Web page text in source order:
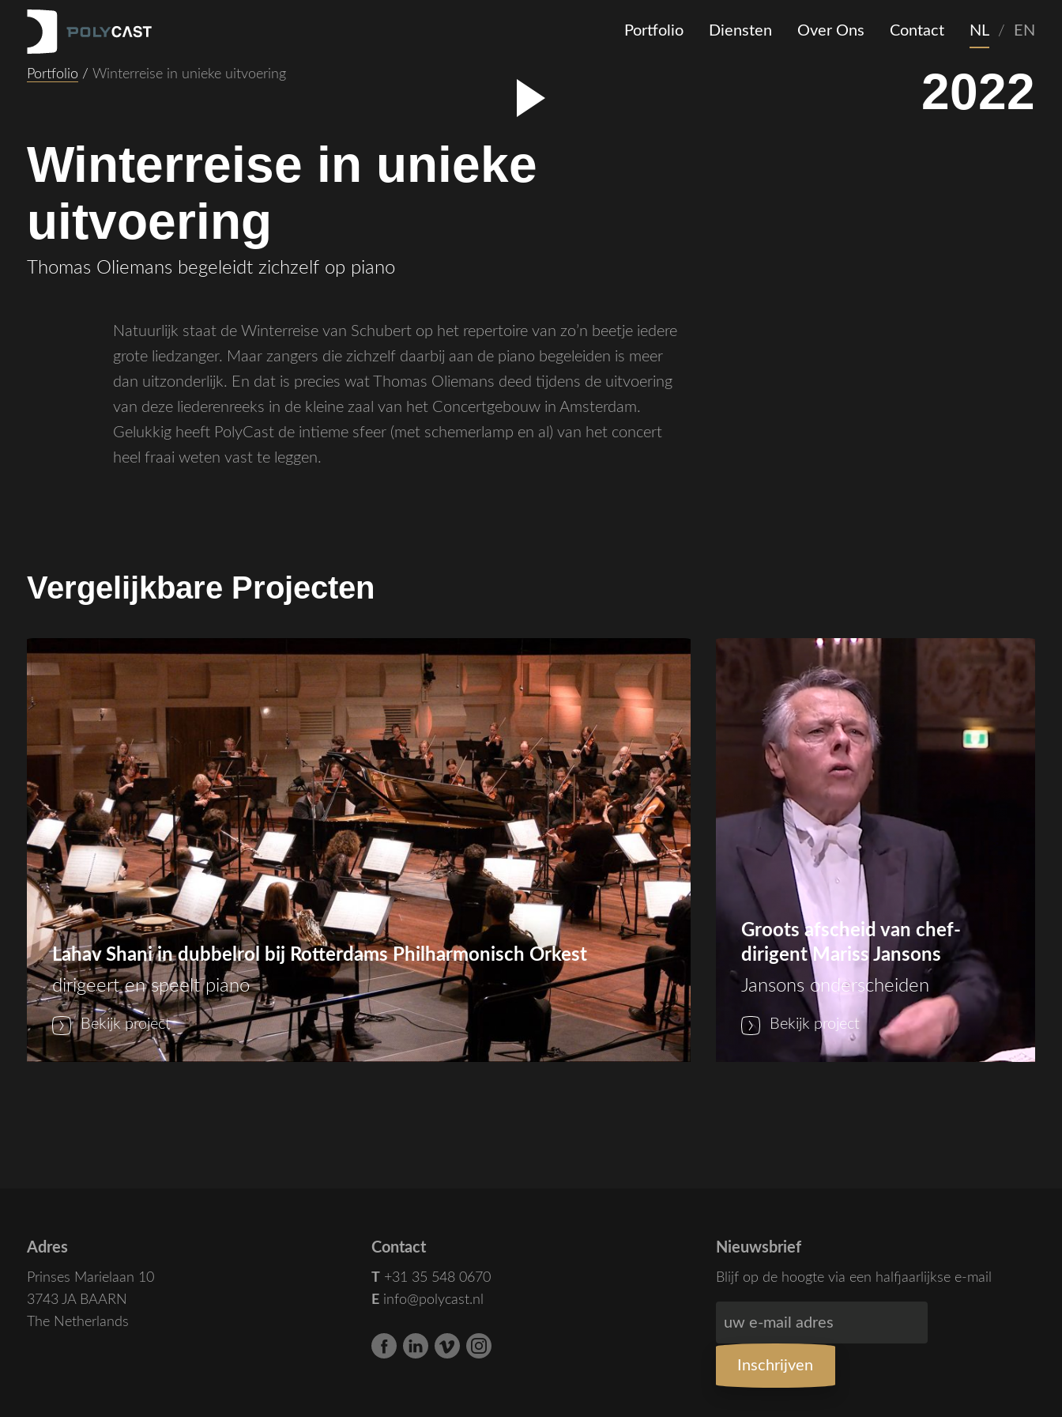
Portfolio Diensten Over Ons Contact NL / EN
Portfolio / Winterreise in unieke uitvoering
2022
Winterreise in unieke
uitvoering
Thomas Oliemans begeleidt zichzelf op piano
Natuurlijk staat de Winterreise van Schubert op het repertoire van zo’n beetje iedere
grote liedzanger. Maar zangers die zichzelf daarbij aan de piano begeleiden is meer
dan uitzonderlijk. En dat is precies wat Thomas Oliemans deed tijdens de uitvoering
van deze liederenreeks in de kleine zaal van het Concertgebouw in Amsterdam.
Gelukkig heeft PolyCast de intieme sfeer (met schemerlamp en al) van het concert
heel fraai weten vast te leggen.
Vergelijkbare Projecten
Lahav Shani in dubbelrol bij Rotterdams Philharmonisch Orkest
dirigeert en speelt piano
Bekijk project
Groots afscheid van chef-
dirigent Mariss Jansons
Jansons onderscheiden
Bekijk project
Adres
Prinses Marielaan 10
3743 JA BAARN
The Netherlands
Contact
T +31 35 548 0670
E info@polycast.nl
Nieuwsbrief
Blijf op de hoogte via een halfjaarlijkse e-mail